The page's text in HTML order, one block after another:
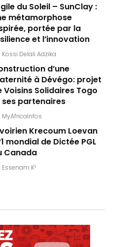
du Soleil – SunClay :
métamorphose
portée par la
et l’innovation
Kossi Delali Adzika
d’une
à Dévégo: projet
Voisins Solidaires Togo
partenaires
MyAfricaInfos
Krecoum Loevan
mondial de Dictée PGL
Canada
Essenam K²